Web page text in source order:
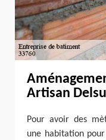
Artisan
Pour avoir des
une habitation